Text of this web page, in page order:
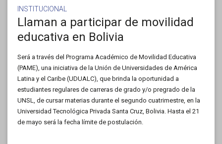
INSTITUCIONAL
Llaman a participar de movilidad
educativa en Bolivia
Será a través del Programa Académico de Movilidad Educativa
(PAME), una iniciativa de la Unión de Universidades de América
Latina y el Caribe (UDUALC), que brinda la oportunidad a
estudiantes regulares de carreras de grado y/o pregrado de la
UNSL, de cursar materias durante el segundo cuatrimestre, en la
Universidad Tecnológica Privada Santa Cruz, Bolivia. Hasta el 21
de mayo será la fecha límite de postulación.